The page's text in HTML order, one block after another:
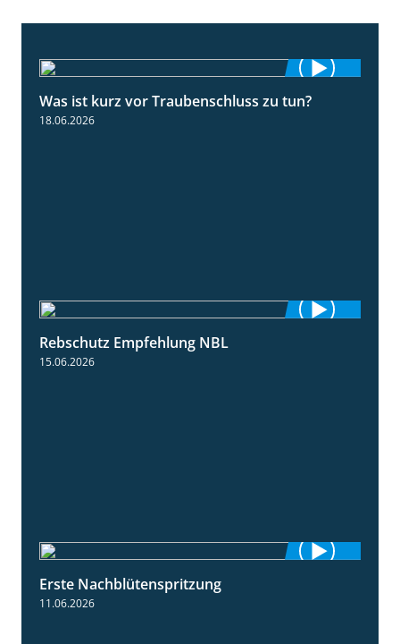
5:04
Was ist kurz vor Traubenschluss zu tun?
18.06.2026
Rebschutz Empfehlung NBL
15.06.2026
Erste Nachblütenspritzung
11.06.2026